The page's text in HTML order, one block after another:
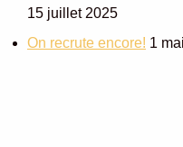
15 juillet 2025
On recrute encore! 1